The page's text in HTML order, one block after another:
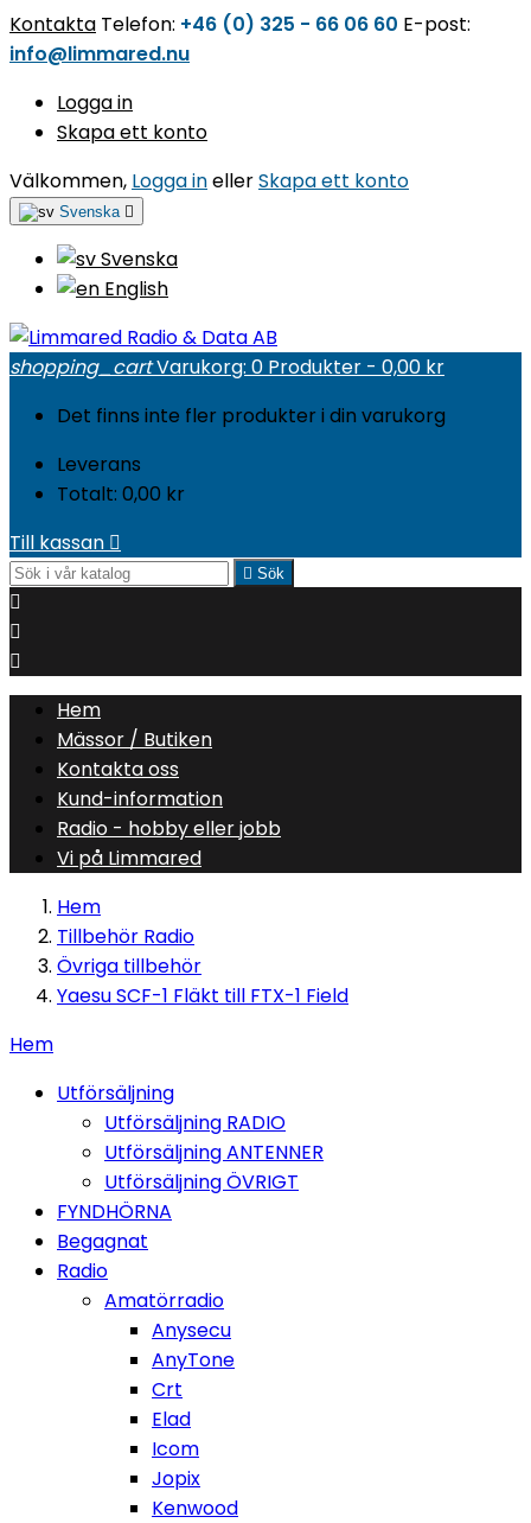
Kontakta Telefon: +46 (0) 325 - 66 06 60 E-post:
info@limmared.nu
Logga in
Skapa ett konto
Välkommen, Logga inellerSkapa ett konto
Svenska 
Svenska
English
shopping_cartVarukorg: 0 Produkter - 0,00 kr
Det finns inte fler produkter i din varukorg
Leverans
Totalt: 0,00 kr
Till kassan 
 Sök



Hem
Mässor / Butiken
Kontakta oss
Kund-information
Radio - hobby eller jobb
Vi på Limmared
Hem
Tillbehör Radio
Övriga tillbehör
Yaesu SCF-1 Fläkt till FTX-1 Field
Hem
Utförsäljning
Utförsäljning RADIO
Utförsäljning ANTENNER
Utförsäljning ÖVRIGT
FYNDHÖRNA
Begagnat
Radio
Amatörradio
Anysecu
AnyTone
Crt
Elad
Icom
Jopix
Kenwood